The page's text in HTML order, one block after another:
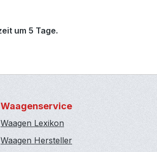
um 5 Tage.
Waagenservice
Waagen Lexikon
Waagen Hersteller